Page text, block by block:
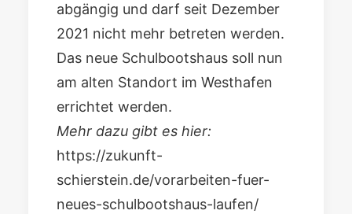
abgängig und darf seit Dezember
2021 nicht mehr betreten werden.
Das neue Schulbootshaus soll nun
am alten Standort im Westhafen
errichtet werden.
Mehr dazu gibt es hier:
https://zukunft-
schierstein.de/vorarbeiten-fuer-
neues-schulbootshaus-laufen/